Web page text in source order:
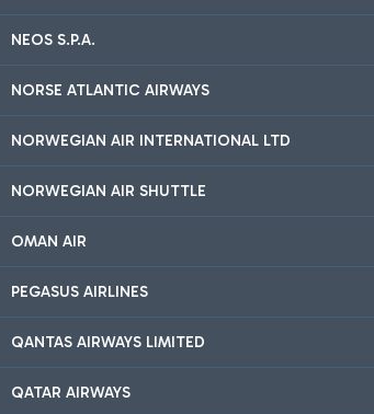
NEOS S.P.A.
NORSE ATLANTIC AIRWAYS
NORWEGIAN AIR INTERNATIONAL LTD
NORWEGIAN AIR SHUTTLE
OMAN AIR
PEGASUS AIRLINES
QANTAS AIRWAYS LIMITED
QATAR AIRWAYS